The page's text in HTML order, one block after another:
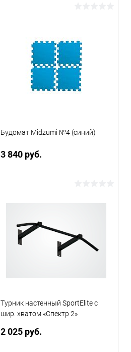
Будомат Midzumi №4 (синий)
3 840 руб.
Купить в 1 клик
В избранное Недоступно
Турник настенный SportElite с
шир. хватом «Спектр 2»
2 025 руб.